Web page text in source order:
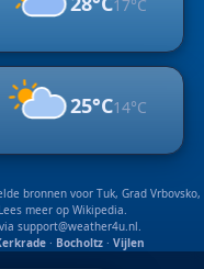
17°C
25°C14°C
bronnen voor Tuk, Grad Vrbovsko,
meer op Wikipedia.
support@weather4u.nl.
· Bocholtz· Vijlen